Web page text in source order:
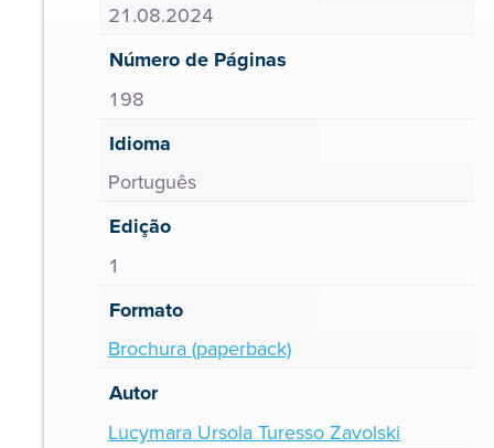
21.08.2024
Número de Páginas
198
Idioma
Português
Edição
1
Formato
Brochura (paperback)
Autor
Lucymara Ursola Turesso Zavolski